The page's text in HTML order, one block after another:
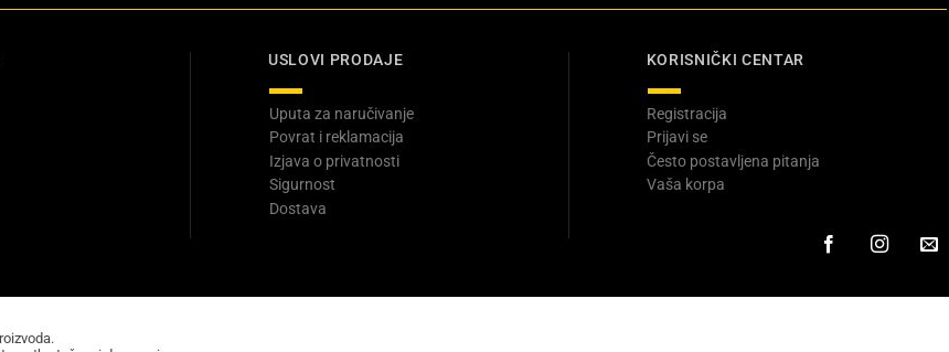
USLOVI PRODAJE
Uputa za naručivanje
Povrat i reklamacija
Izjava o privatnosti
Sigurnost
Dostava
KORISNIČKI CENTAR
Registracija
Prijavi se
Često postavljena pitanja
Vaša korpa